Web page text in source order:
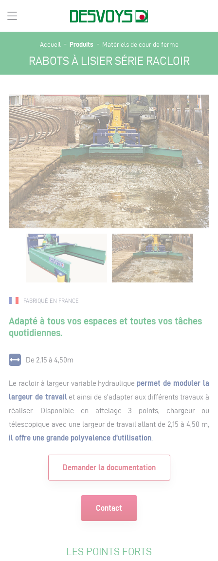
Accueil - Produits - Matériels de cour de ferme
RABOTS À LISIER SÉRIE RACLOIR
FABRIQUÉ EN FRANCE
Adapté à tous vos espaces et toutes vos tâches
quotidiennes.
De 2,15 à 4,50m
Le racloir à largeur variable hydraulique permet de moduler la
largeur de travailet ainsi de s’adapter aux différents travaux à
réaliser. Disponible en attelage 3 points, chargeur ou
télescopique avec une largeur de travail allant de 2,15 à 4,50 m,
il offre une grande polyvalence d’utilisation.
Demander la documentation
Contact
LES POINTS FORTS